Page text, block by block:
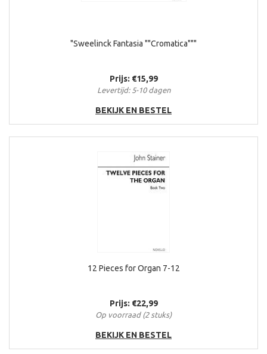
"Sweelinck Fantasia ""Cromatica"""
Prijs: €15,99
Levertijd: 5-10 dagen
BEKIJK EN BESTEL
12 Pieces for Organ 7-12
Prijs: €22,99
Op voorraad (2 stuks)
BEKIJK EN BESTEL